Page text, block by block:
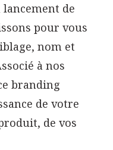
lancement de
pour vous
nom et
à nos
branding
de votre
de vos